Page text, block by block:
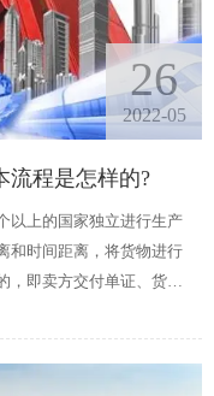
26
2022-05
流程是怎样的?
以上的国家独立进行生产
和时间距离，将货物进行
，即卖方交付单证、货物